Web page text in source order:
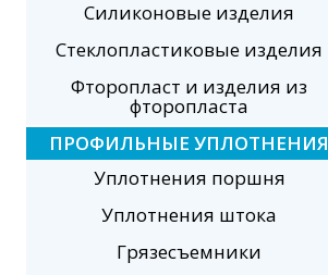
Силиконовые изделия
Стеклопластиковые изделия
Фторопласт и изделия из
фторопласта
ПРОФИЛЬНЫЕ УПЛОТНЕНИЯ
Уплотнения поршня
Уплотнения штока
Грязесъемники